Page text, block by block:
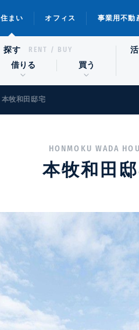
住まい オフィス 事業用不動
探す RENT / BUY
借りる 買う
本牧和田邸宅
HONMOKU WADA
本牧和田